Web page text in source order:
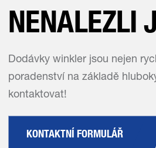
NENALEZLI
Dodávky winkler jsou nejen
poradenství na základě
kontaktovat!
KONTAKTNÍ FORMULÁŘ